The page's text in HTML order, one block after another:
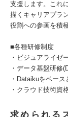
支援します。これ
描くキャリアプラ
役割への参画を積
■各種研修制度
・ビジュアライゼ
・データ基盤研修
・Dataikuをベー
・クラウド技術資
求められる